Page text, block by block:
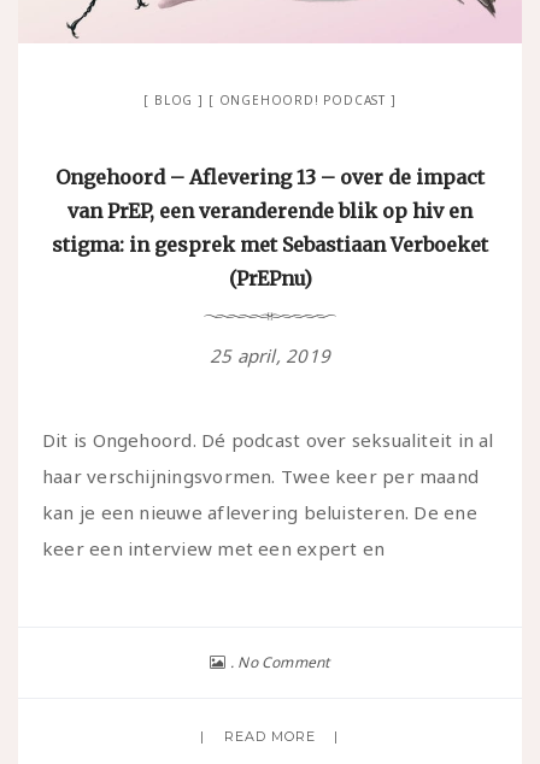
BLOG ONGEHOORD! PODCAST
Ongehoord – Aflevering 13 – over de impact
van PrEP, een veranderende blik op hiv en
stigma: in gesprek met Sebastiaan Verboeket
(PrEPnu)
25 april, 2019
Dit is Ongehoord. Dé podcast over seksualiteit in al
haar verschijningsvormen. Twee keer per maand
kan je een nieuwe aflevering beluisteren. De ene
keer een interview met een expert en
No Comment
READ MORE